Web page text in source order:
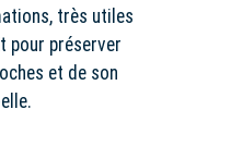
très utiles
pour préserver
et de son